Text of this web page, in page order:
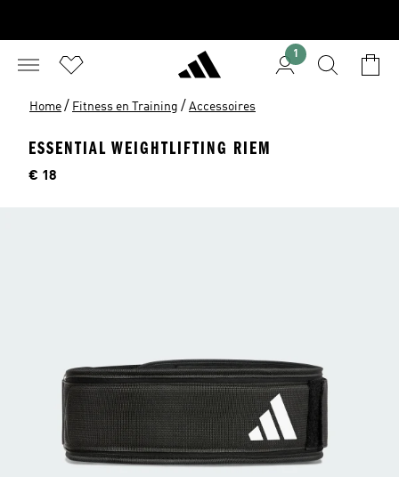
1
Home / Fitness en Training / Accessoires
ESSENTIAL WEIGHTLIFTING RIEM
Price
€ 18